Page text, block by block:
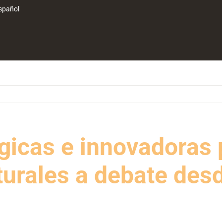
e innovadoras
a debate